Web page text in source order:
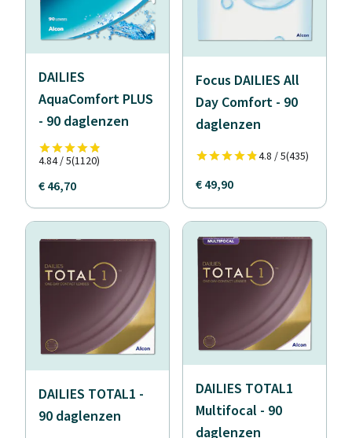
DAILIES
AquaComfort PLUS
- 90 daglenzen
4.84 / 5(1120)
€ 46,70
Focus DAILIES All
Day Comfort - 90
daglenzen
4.8 / 5(435)
€ 49,90
DAILIES TOTAL1 -
90 daglenzen
DAILIES TOTAL1
Multifocal - 90
daglenzen